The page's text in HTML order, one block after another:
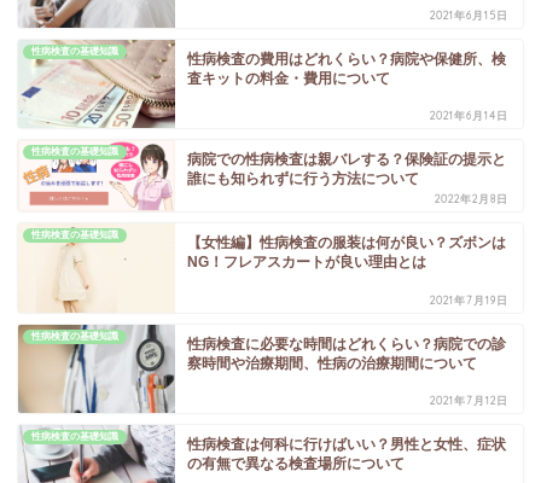
2021年6月15日
性病検査の基礎知識
性病検査の費用はどれくらい？病院や保健所、検
査キットの料金・費用について
2021年6月14日
性病検査の基礎知識
病院での性病検査は親バレする？保険証の提示と
誰にも知られずに行う方法について
2022年2月8日
性病検査の基礎知識
【女性編】性病検査の服装は何が良い？ズボンは
NG！フレアスカートが良い理由とは
2021年7月19日
性病検査の基礎知識
性病検査に必要な時間はどれくらい？病院での診
察時間や治療期間、性病の治療期間について
2021年7月12日
性病検査の基礎知識
性病検査は何科に行けばいい？男性と女性、症状
の有無で異なる検査場所について